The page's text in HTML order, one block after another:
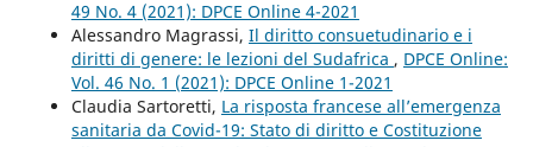
49 No. 4 (2021): DPCE Online 4-2021
Alessandro Magrassi, Il diritto consuetudinario e i
diritti di genere: le lezioni del Sudafrica , DPCE Online:
Vol. 46 No. 1 (2021): DPCE Online 1-2021
Claudia Sartoretti, La risposta francese all’emergenza
sanitaria da Covid-19: Stato di diritto e Costituzione